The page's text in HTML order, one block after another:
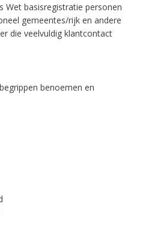
Wet basisregistratie personen
gemeentes/rijk en andere
die veelvuldig klantcontact
benoemen en